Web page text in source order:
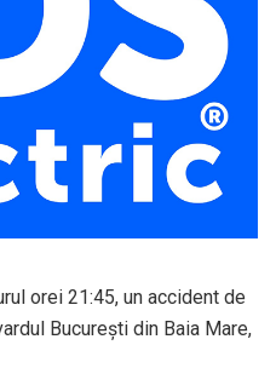
orei 21:45, un accident de
București din Baia Mare,